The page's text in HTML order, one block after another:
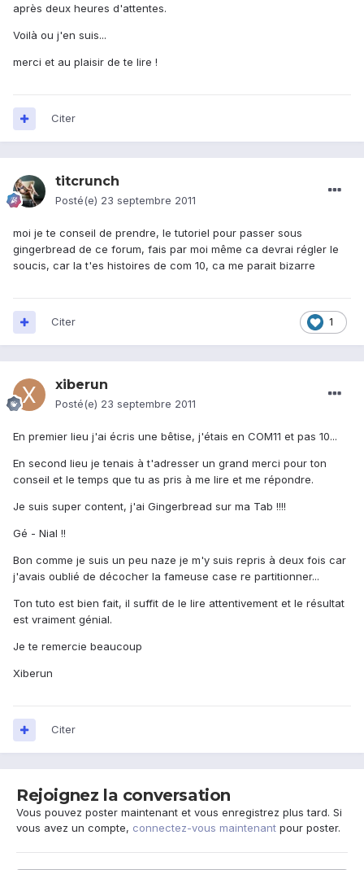
après deux heures d'attentes.
Voilà ou j'en suis...
merci et au plaisir de te lire !
Citer
titcrunch
Posté(e) 23 septembre 2011
moi je te conseil de prendre, le tutoriel pour passer sous
gingerbread de ce forum, fais par moi même ca devrai régler le
soucis, car la t'es histoires de com 10, ca me parait bizarre
1
Citer
xiberun
Posté(e) 23 septembre 2011
En premier lieu j'ai écris une bêtise, j'étais en COM11 et pas 10...
En second lieu je tenais à t'adresser un grand merci pour ton
conseil et le temps que tu as pris à me lire et me répondre.
Je suis super content, j'ai Gingerbread sur ma Tab !!!!
Gé - Nial !!
Bon comme je suis un peu naze je m'y suis repris à deux fois car
j'avais oublié de décocher la fameuse case re partitionner...
Ton tuto est bien fait, il suffit de le lire attentivement et le résultat
est vraiment génial.
Je te remercie beaucoup
Xiberun
Citer
Rejoignez la conversation
Vous pouvez poster maintenant et vous enregistrez plus tard. Si
vous avez un compte, connectez-vous maintenant pour poster.